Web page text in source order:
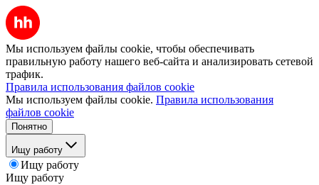
Мы используем файлы cookie, чтобы обеспечивать
правильную работу нашего веб-сайта и анализировать сетевой
трафик.
Правила использования файлов cookie
Мы используем файлы cookie. Правила использования
файлов cookie
Понятно
Ищу работу
Ищу работу
Ищу работу